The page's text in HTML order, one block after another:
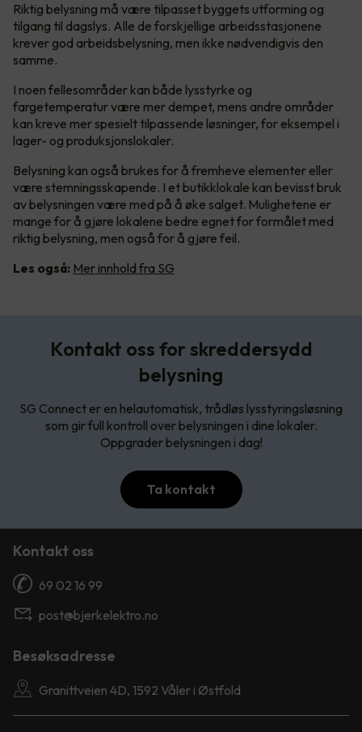
Riktig belysning må være tilpasset byggets utforming og
tilgang til dagslys. Alle de forskjellige arbeidsstasjonene
krever god arbeidsbelysning, men ikke nødvendigvis den
samme.
I noen fellesområder kan både lysstyrke og
fargetemperatur være mer dempet, mens andre områder
kan kreve mer spesielt tilpassende løsninger, for eksempel i
lager- og produksjonslokaler.
Belysning kan også brukes for å fremheve elementer eller
være stemningsskapende. I et butikklokale kan bevisst bruk
av belysningen være med på å øke salget. Mulighetene er
mange for å gjøre lokalene bedre egnet for formålet med
riktig belysning, men også for å gjøre feil.
Les også: Mer innhold fra SG
Kontakt oss for skreddersydd
belysning
SG Connect er en helautomatisk, trådløs lysstyringsløsning
som gir full kontroll over belysningen i dine lokaler.
Oppgrader belysningen i dag!
Ta kontakt
Kontakt oss
69 02 16 99
post@bjerkelektro.no
Besøksadresse
Granittveien 4D, 1592 Våler i Østfold